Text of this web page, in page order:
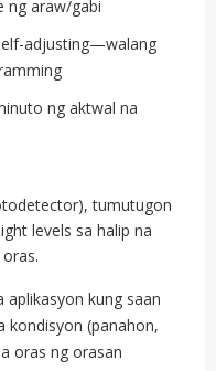
ng araw/gabi
adjusting—walang
ng aktwal na
tumutugon
levels sa halip na
aplikasyon kung saan
kondisyon (panahon,
oras ng orasan